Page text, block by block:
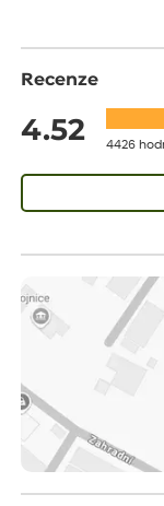
Recenze
4.52 4426
Vše přišlo
velice dobře
Jarda
Dobrý den,
Eshop,
smutná z